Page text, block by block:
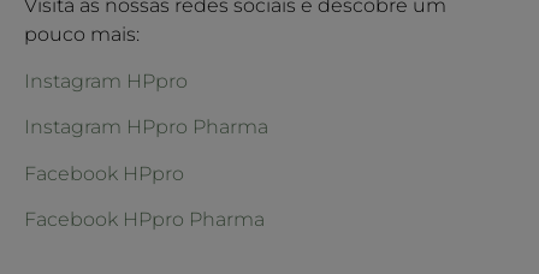
Visita as nossas redes sociais e descobre um
pouco mais:
Instagram HPpro
Instagram HPpro Pharma
Facebook HPpro
Facebook HPpro Pharma